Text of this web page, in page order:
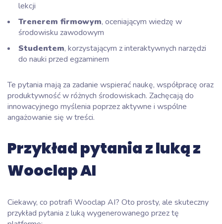
lekcji
Trenerem firmowym, oceniającym wiedzę w
środowisku zawodowym
Studentem, korzystającym z interaktywnych narzędzi
do nauki przed egzaminem
Te pytania mają za zadanie wspierać naukę, współpracę oraz
produktywność w różnych środowiskach. Zachęcają do
innowacyjnego myślenia poprzez aktywne i wspólne
angażowanie się w treści.
Przykład pytania z luką z
Wooclap AI
Ciekawy, co potrafi Wooclap AI? Oto prosty, ale skuteczny
przykład pytania z luką wygenerowanego przez tę